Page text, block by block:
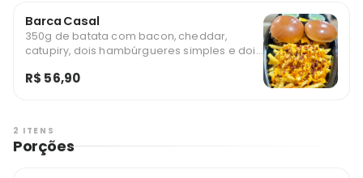
Barca Casal
350g de batata com bacon, cheddar,
catupiry, dois hambúrgueres simples e dois
R$ 56,90
2 ITENS
Porções